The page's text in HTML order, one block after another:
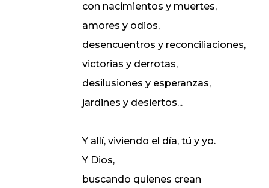
con nacimientos y muertes,
amores y odios,
desencuentros y reconciliaciones,
victorias y derrotas,
desilusiones y esperanzas,
jardines y desiertos...
Y allí, viviendo el día, tú y yo.
Y Dios,
buscando quienes crean